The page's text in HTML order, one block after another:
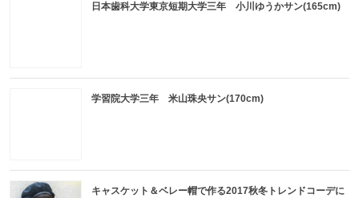
日本歯科大学東京短期大学三年 小川ゆうかサン(165cm)
学習院大学三年 米山珠央サン(170cm)
キャスケット＆ベレー帽で作る2017秋冬トレンドコーデに